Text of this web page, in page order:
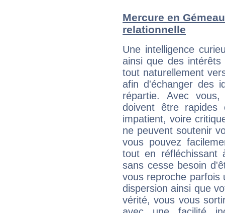
Mercure en
relationnelle
Une intelligence
ainsi que des intérêts
tout naturellement
afin d'échanger des
répartie. Avec
doivent être
impatient, voire
ne peuvent soutenir
vous pouvez
tout en réfléchissant
sans cesse besoin
vous reproche parfois
dispersion ainsi que
vérité, vous vous